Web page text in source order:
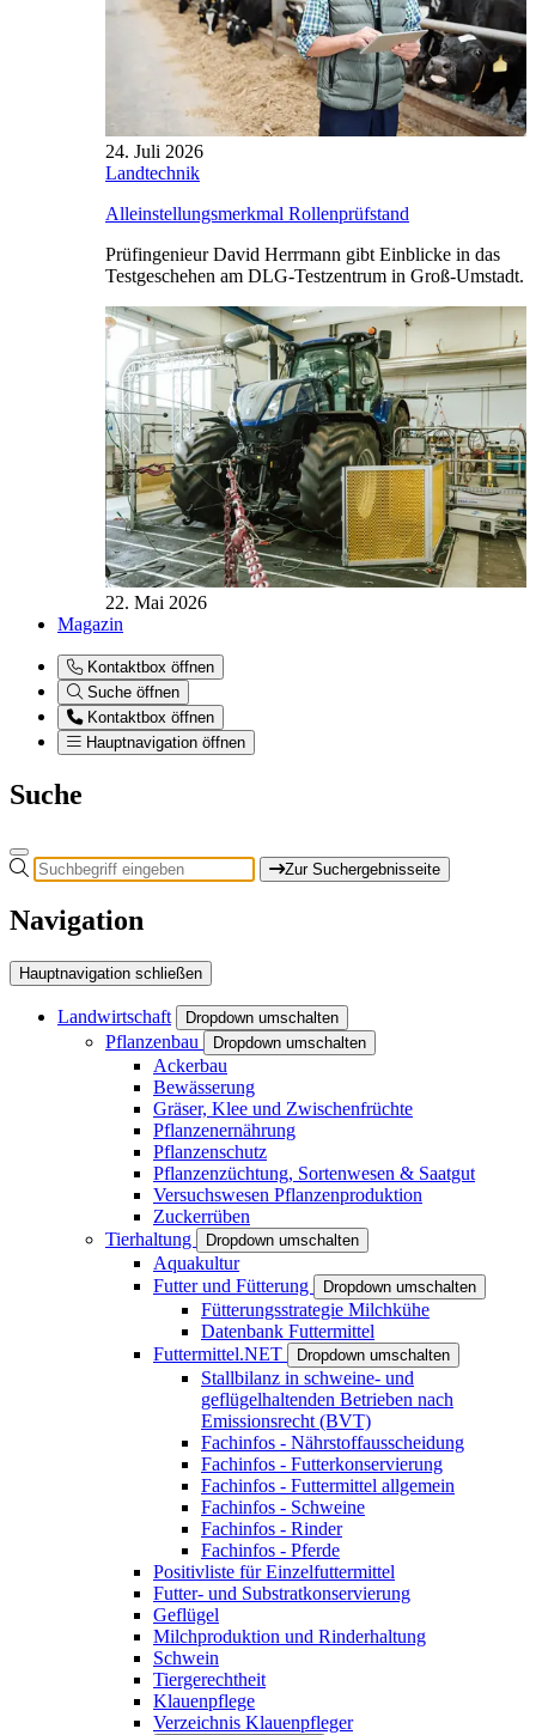
24. Juli 2026
Landtechnik
Alleinstellungsmerkmal Rollenprüfstand
Prüfingenieur David Herrmann gibt Einblicke in das
Testgeschehen am DLG-Testzentrum in Groß-Umstadt.
22. Mai 2026
Magazin
Kontaktbox öffnen
Suche öffnen
Kontaktbox öffnen
Hauptnavigation öffnen
Suche
Zur Suchergebnisseite
Navigation
Hauptnavigation schließen
Landwirtschaft Dropdown umschalten
Pflanzenbau Dropdown umschalten
Ackerbau
Bewässerung
Gräser, Klee und Zwischenfrüchte
Pflanzenernährung
Pflanzenschutz
Pflanzenzüchtung, Sortenwesen & Saatgut
Versuchswesen Pflanzenproduktion
Zuckerrüben
Tierhaltung
Dropdown umschalten
Aquakultur
Futter und Fütterung
Dropdown umschalten
Fütterungsstrategie Milchkühe
Datenbank Futtermittel
Futtermittel.NET
Dropdown umschalten
Stallbilanz in schweine- und
geflügelhaltenden Betrieben nach
Emissionsrecht (BVT)
Fachinfos - Nährstoffausscheidung
Fachinfos - Futterkonservierung
Fachinfos - Futtermittel allgemein
Fachinfos - Schweine
Fachinfos - Rinder
Fachinfos - Pferde
Positivliste für Einzelfuttermittel
Futter- und Substratkonservierung
Geflügel
Milchproduktion und Rinderhaltung
Schwein
Tiergerechtheit
Klauenpflege
Verzeichnis Klauenpfleger